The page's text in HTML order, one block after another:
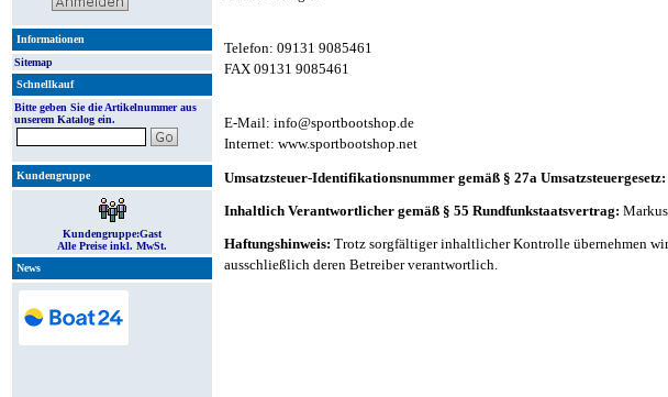
Informationen
Sitemap
Schnellkauf
Bitte geben Sie die Artikelnummer aus
unserem Katalog ein.
Kundengruppe
Kundengruppe:Gast
Alle Preise inkl. MwSt.
News
Telefon: 09131 9085461
FAX 09131 9085461
E-Mail: info@sportbootshop.de
Internet: www.sportbootshop.net
Umsatzsteuer-Identifikationsnummer gemäß § 27a Umsatzsteuergesetz:
Inhaltlich Verantwortlicher gemäß § 55 Rundfunkstaatsvertrag:
Haftungshinweis: Trotz sorgfältiger inhaltlicher Kontrolle übernehmen
ausschließlich deren Betreiber verantwortlich.